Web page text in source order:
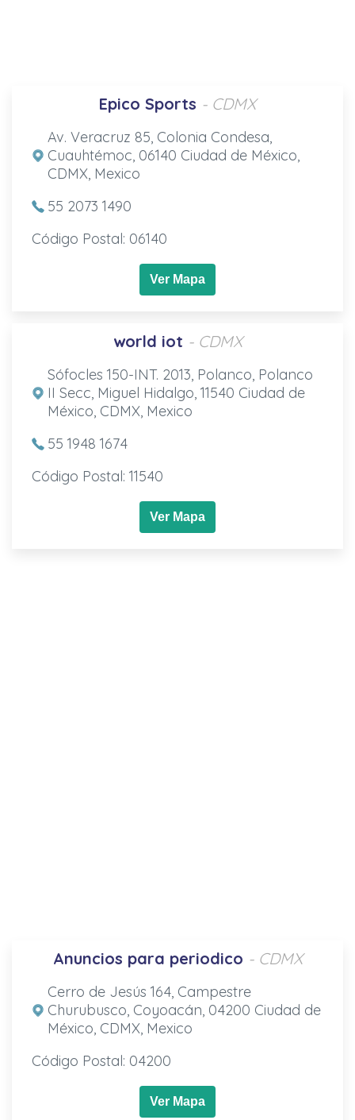
Epico Sports - CDMX
Av. Veracruz 85, Colonia Condesa,
Cuauhtémoc, 06140 Ciudad de México,
CDMX, Mexico
55 2073 1490
Código Postal: 06140
Ver Mapa
world iot - CDMX
Sófocles 150-INT. 2013, Polanco, Polanco
II Secc, Miguel Hidalgo, 11540 Ciudad de
México, CDMX, Mexico
55 1948 1674
Código Postal: 11540
Ver Mapa
Anuncios para periodico - CDMX
Cerro de Jesús 164, Campestre
Churubusco, Coyoacán, 04200 Ciudad de
México, CDMX, Mexico
Código Postal: 04200
Ver Mapa